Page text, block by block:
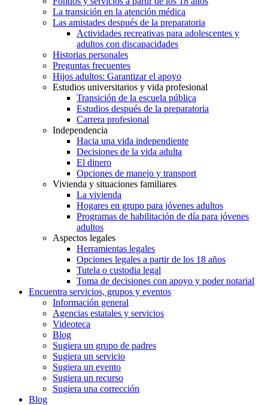
La transición en la atención médica
Las amistades después de la preparatoria
Actividades recreativas para adolescentes y
adultos con discapacidades
Historias personales
Preguntas frecuentes
Hijos adultos: Garantizar el apoyo
Estudios universitarios y vida profesional
Transición de la escuela pública
Estudios después de la preparatoria
Carrera profesional
Independencia
Hacia una vida independiente
Decisiones de la vida adulta
El dinero
Opciones de manejo y transport
Vivienda y situaciones familiares
La vivienda
Hogares en grupo para jóvenes adultos
Programas de habilitación de día para jóvenes
adultos
Aspectos legales
Herramientas legales
Opciones legales a partir de los 18 años
Tutela o custodia legal
Toma de decisiones con apoyo y poder notarial
Encuentra servicios, grupos y eventos
Información general
Agencias estatales y servicios
Videoteca
Blog
Sugiera un grupo de padres
Sugiera un servicio
Sugiera un evento
Sugiera un recurso
Sugiera una corrección
Blog